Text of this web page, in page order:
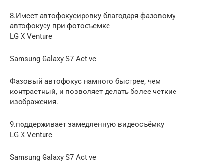
8.Имеет автофокусировку благодаря фазовому
автофокусу при фотосъемке
LG X Venture
Samsung Galaxy S7 Active
Фазовый автофокус намного быстрее, чем
контрастный, и позволяет делать более четкие
изображения.
9.поддерживает замедленную видеосъёмку
LG X Venture
Samsung Galaxy S7 Active